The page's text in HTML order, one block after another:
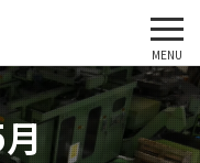
MENU